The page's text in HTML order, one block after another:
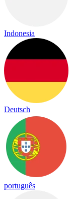
Indonesia
Deutsch
português